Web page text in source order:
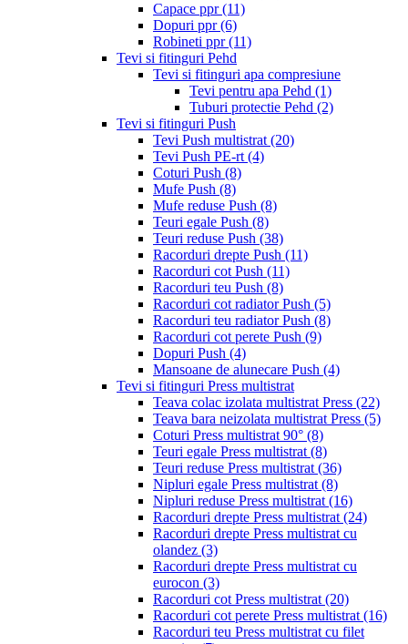
Capace ppr(11)
Dopuri ppr(6)
Robineti ppr(11)
Tevi si fitinguri Pehd
Tevi si fitinguri apa compresiune
Tevi pentru apa Pehd (1)
Tuburi protectie Pehd (2)
Tevi si fitinguri Push
Tevi Push multistrat (20)
Tevi Push PE-rt (4)
Coturi Push (8)
Mufe Push (8)
Mufe reduse Push (8)
Teuri egale Push (8)
Teuri reduse Push (38)
Racorduri drepte Push (11)
Racorduri cot Push (11)
Racorduri teu Push (8)
Racorduri cot radiator Push (5)
Racorduri teu radiator Push (8)
Racorduri cot perete Push (9)
Dopuri Push (4)
Mansoane de alunecare Push (4)
Tevi si fitinguri Press multistrat
Teava colac izolata multistrat Press (22)
Teava bara neizolata multistrat Press (5)
Coturi Press multistrat 90° (8)
Teuri egale Press multistrat (8)
Teuri reduse Press multistrat (36)
Nipluri egale Press multistrat (8)
Nipluri reduse Press multistrat (16)
Racorduri drepte Press multistrat (24)
Racorduri drepte Press multistrat cu
olandez (3)
Racorduri drepte Press multistrat cu
eurocon (3)
Racorduri cot Press multistrat (20)
Racorduri cot perete Press multistrat (16)
Racorduri teu Press multistrat cu filet